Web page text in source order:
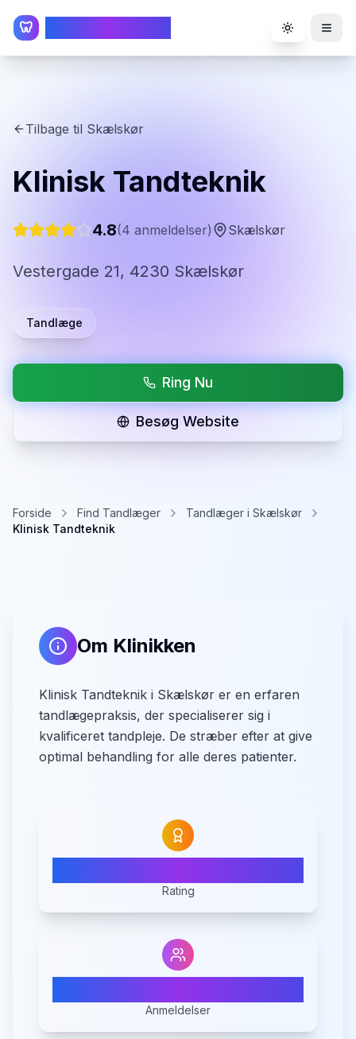
🦷 Toggle
Tilbage til Skælskør
Klinisk Tandteknik
4.8(4 anmeldelser) Skælskør
Vestergade 21, 4230 Skælskør
Tandlæge
Ring Nu
Besøg Website
Forside Find Tandlæger
Tandlæger i Skælskør
Klinisk Tandteknik
Om Klinikken
Klinisk Tandteknik i Skælskør er en erfaren
tandlægepraksis, der specialiserer sig i
kvalificeret tandpleje. De stræber efter at give
optimal behandling for alle deres patienter.
Rating
Anmeldelser